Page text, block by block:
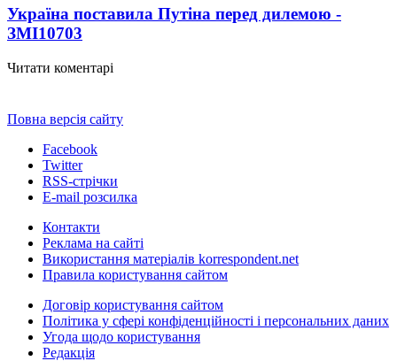
Україна поставила Путіна перед дилемою -
ЗМІ10703
Читати коментарі
Повна версія сайту
Facebook
Twitter
RSS-стрічки
E-mail розсилка
Контакти
Реклама на сайті
Використання матеріалів korrespondent.net
Правила користування сайтом
Договір користування сайтом
Політика у сфері конфіденційності і персональних даних
Угода щодо користування
Редакція